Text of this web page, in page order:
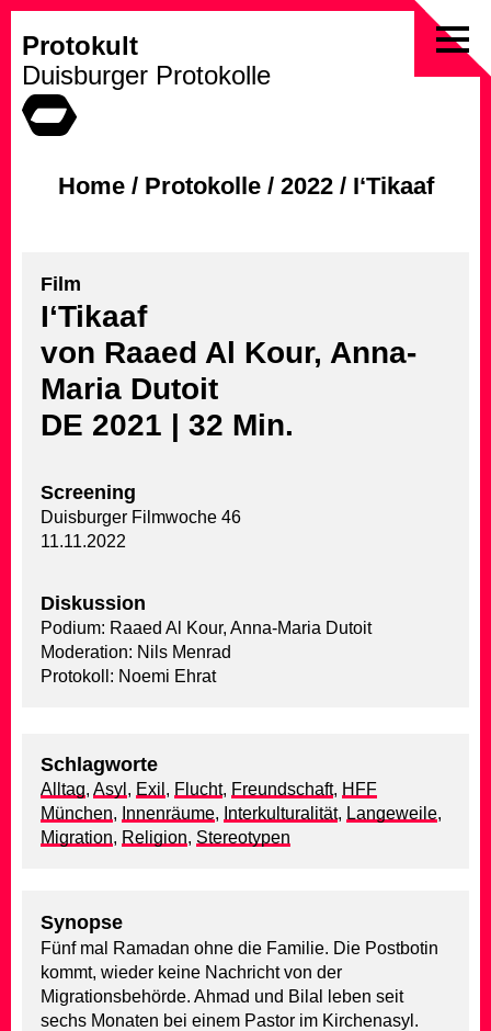
to
Protokult
Duisburger Protokolle
Home/ Protokolle/ 2022/ I‘Tikaaf
Film
I‘Tikaaf
von Raaed Al Kour, Anna-
Maria Dutoit
DE 2021 | 32 Min.
Screening
Duisburger Filmwoche 46
11.11.2022
Diskussion
Podium: Raaed Al Kour, Anna-Maria Dutoit
Moderation: Nils Menrad
Protokoll: Noemi Ehrat
Schlagworte
Alltag, Asyl , Exil , Flucht, Freundschaft, HFF
München, Innenräume, Interkulturalität, Langeweile,
Migration, Religion, Stereotypen
Synopse
Fünf mal Ramadan ohne die Familie. Die Postbotin
kommt, wieder keine Nachricht von der
Migrationsbehörde. Ahmad und Bilal leben seit
sechs Monaten bei einem Pastor im Kirchenasyl.